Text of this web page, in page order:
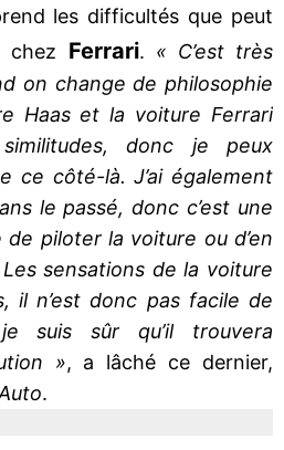
les difficultés que peut
chez Ferrari. « C’est très
on change de philosophie
Haas et la voiture Ferrari
donc je peux
ce côté-là. J’ai également
le passé, donc c’est une
piloter la voiture ou d’en
sensations de la voiture
il n’est donc pas facile de
suis sûr qu’il trouvera
», a lâché ce dernier,
.